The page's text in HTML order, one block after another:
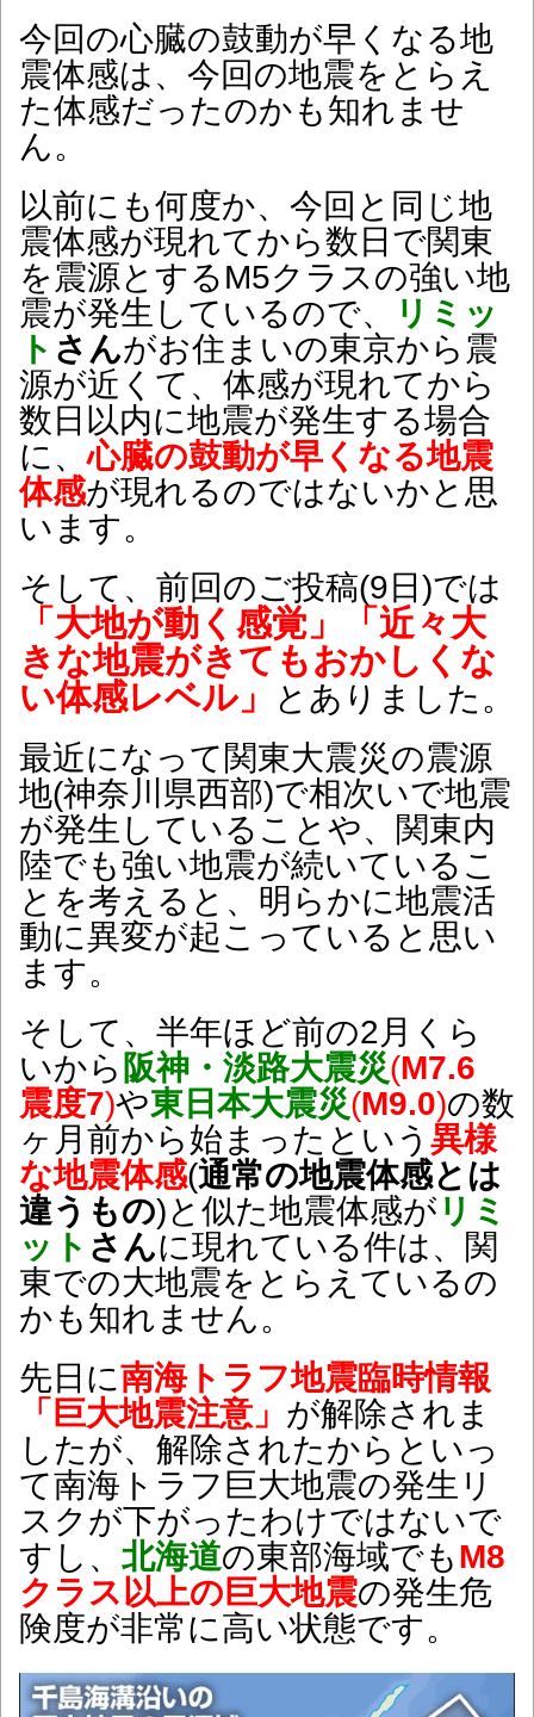
今回の心臓の鼓動が早くなる地
震体感は、今回の地震をとらえ
た体感だったのかも知れませ
ん。
以前にも何度か、今回と同じ地
震体感が現れてから数日で関東
を震源とするM5クラスの強い地
震が発生しているので、
リミッ
ト さんがお住まいの東京から震
源が近くて、体感が現れてから
数日以内に地震が発生する場合
に、心臓の鼓動が早くなる地震
体感が現れるのではないかと思
います。
そして、前回のご投稿(9日)では
「大地が動く感覚」「近々大
きな地震がきてもおかしくな
い体感レベル」
とありました。
最近になって関東大震災の震源
地(神奈川県西部)で相次いで地震
が発生していることや、関東内
陸でも強い地震が続いているこ
とを考えると、明らかに地震活
動に異変が起こっていると思い
ます。
そして、半年ほど前の2月くら
いから 阪神・淡路大震災(M7.6
震度7)や東日本大震災(M9.0)の数
ヶ月前から始まったという 異様
な地震体感(通常の地震体感とは
違うもの)と似た地震体感が リミ
ット さんに現れている件は、関
東での大地震をとらえているの
かも知れません。
先日に南海トラフ地震臨時情報
「巨大地震注意」 が解除されま
したが、解除されたからといっ
て南海トラフ巨大地震の発生リ
スクが下がったわけではないで
すし、 北海道の東部海域でもM8
クラス以上の巨大地震の発生危
険度が非常に高い状態です。